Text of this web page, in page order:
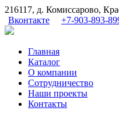
216117, д. Комиссарово,
Вконтакте
+7-903-893-
Главная
Каталог
О компании
Сотрудничество
Наши проекты
Контакты